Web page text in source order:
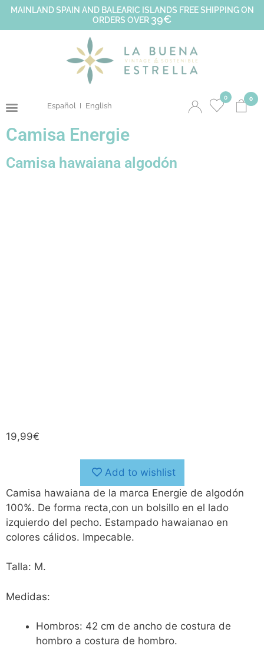
MAINLAND SPAIN AND BALEARIC ISLANDS FREE SHIPPING ON
ORDERS OVER 39€
Español English
0 0
Camisa Energie
Camisa hawaiana algodón
19,99€
Add to wishlist
Camisa hawaiana de la marca Energie de algodón
100%. De forma recta,con un bolsillo en el lado
izquierdo del pecho. Estampado hawaianao en
colores cálidos. Impecable.
Talla: M.
Medidas:
Hombros: 42 cm de ancho de costura de
hombro a costura de hombro.